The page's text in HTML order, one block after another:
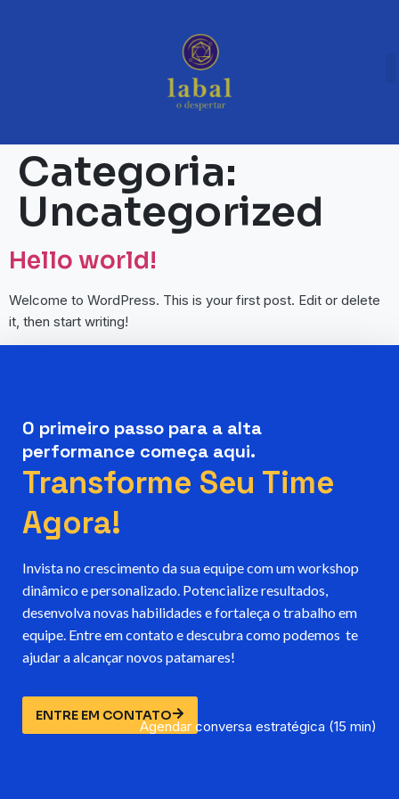
Categoria:
Uncategorized
Hello world!
Welcome to WordPress. This is your first post. Edit or delete
it, then start writing!
O primeiro passo para a alta
performance começa aqui.
Transforme Seu Time
Agora!
Invista no crescimento da sua equipe com um workshop
dinâmico e personalizado. Potencialize resultados,
desenvolva novas habilidades e fortaleça o trabalho em
equipe. Entre em contato e descubra como podemos te
ajudar a alcançar novos patamares!
ENTRE EM CONTATO
Agendar conversa estratégica (15 min)